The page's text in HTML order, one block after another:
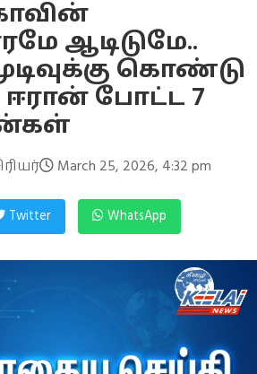
ஆடிடுமே..
கொண்டு
ஈரான் போட்ட 7
March 25, 2026, 4:32 pm
Twitter WhatsApp